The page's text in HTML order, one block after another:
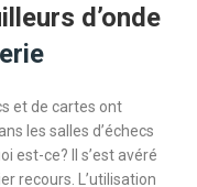
d’onde
et de cartes ont
les salles d’échecs
est-ce? Il s’est avéré
recours. L’utilisation